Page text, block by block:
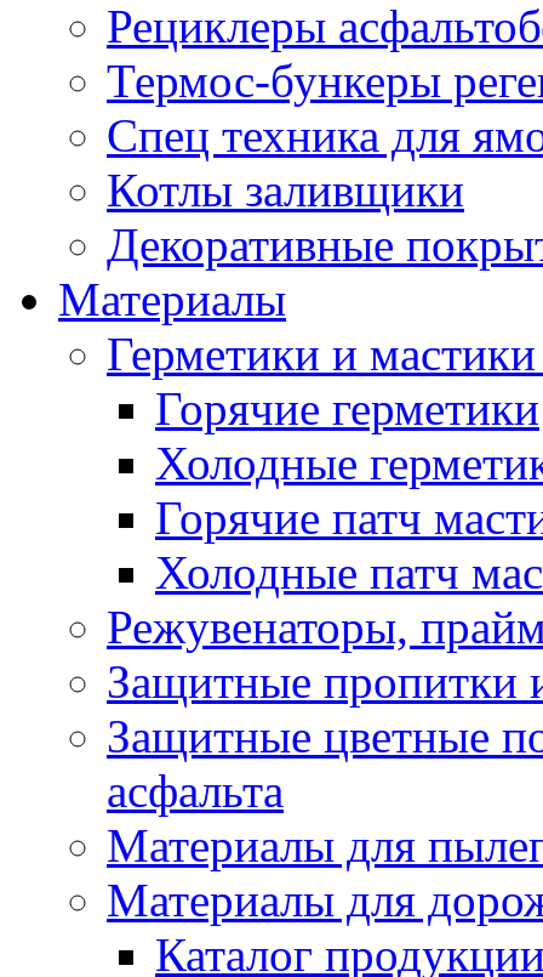
Рециклеры
Термос-бункеры
Спец техника для
Котлы заливщики
Декоративные
Материалы
Герметики и
Горячие герметики
Холодные
Горячие патч
Холодные патч
Режувенаторы,
Защитные пропитки
Защитные цветные
асфальта
Материалы для
Материалы для
Каталог